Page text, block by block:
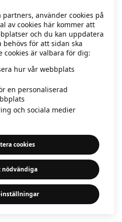
partners, använder cookies på
av cookies här kommer att
och du kan uppdatera
behövs för att sidan ska
cookies är valbara för dig:
hur vår webbplats
en personaliserad
och sociala medier
cookies
nödvändiga
inställningar